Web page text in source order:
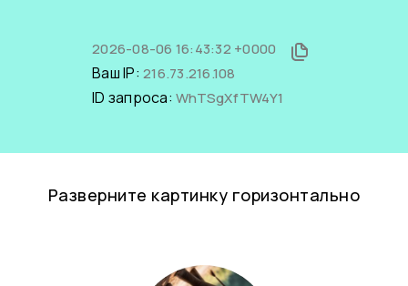
2026-08-06 16:43:32 +0000
Ваш IP: 216.73.216.108
ID запроса: WhTSgXfTW4Y1
Разверните картинку горизонтально